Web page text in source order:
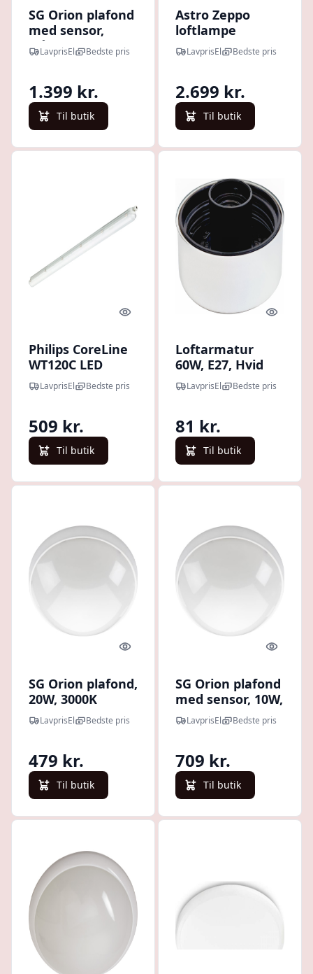
SG Orion plafond
med sensor,
trådløs, 20W,
3000K
LavprisEl Bedste pris
1.399 kr.
Til butik
Astro Zeppo
loftlampe
LavprisEl Bedste pris
2.699 kr.
Til butik
Quick look
Philips CoreLine
WT120C LED
loftarmatur 150
cm med 3400
LavprisEl Bedste pris
509 kr.
Til butik
Quick
Loftarmatur
60W, E27, Hvid
LavprisEl Bedste pris
81 kr.
Til butik
Quick look
SG Orion plafond,
20W, 3000K
LavprisEl Bedste pris
479 kr.
Til butik
Quick
SG Orion plafond
med sensor, 10W,
3000K
LavprisEl Bedste pris
709 kr.
Til butik